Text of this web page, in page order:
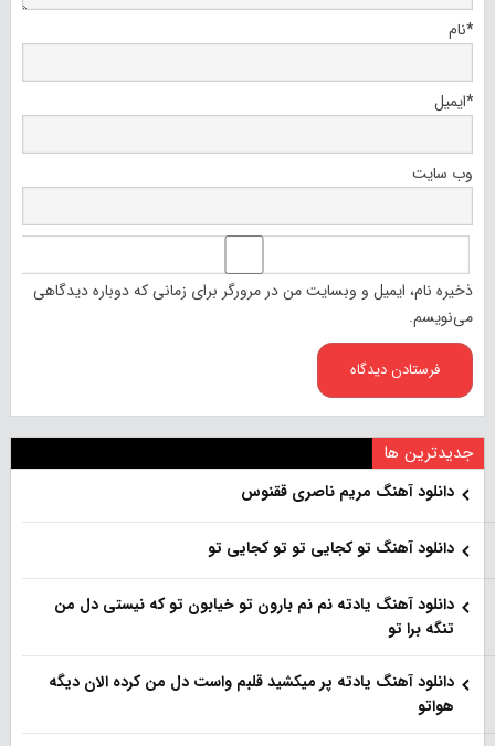
نام*
ایمیل*
وب‌ سایت
ذخیره نام، ایمیل و وبسایت من در مرورگر برای زمانی که دوباره دیدگاهی
می‌نویسم.
جدیدترین ها
دانلود آهنگ مریم ناصری ققنوس
دانلود آهنگ تو کجایی تو تو کجایی تو
دانلود آهنگ یادته نم نم بارون تو خیابون تو که نیستی دل من
تنگه برا تو
دانلود آهنگ یادته پر میکشید قلبم واست دل من کرده الان دیگه
هواتو